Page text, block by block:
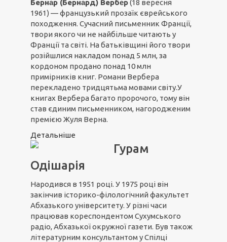
Берна́р (Берна́рд) Вербе́р(18 вересня
1961) — французький прозаїк єврейського
походження. Сучасний письменник Франції,
твори якого чи не найбільше читають у
Франції та світі. На батьківщині його твори
розійшлися накладом понад 5 млн, за
кордоном продано понад 10 млн
примірників книг. Романи Вербера
перекладено тридцятьма мовами світу.У
книгах Вербера багато пророчого, тому він
став єдиним письменником, нагородженим
премією Жуля Верна.
Детальніше
Гурам
Одішарія
Народився в 1951 році. У 1975 році він
закінчив історико-філологічний факультет
Абхазького університету. У різні часи
працював кореспондентом Сухумського
радіо, Абхазької окружної газети. Був також
літературним консультантом у Спілці